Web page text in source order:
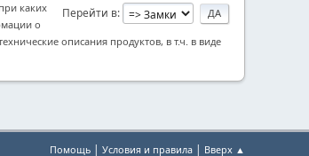
Перейти в
каких
о
описания продуктов, в т.ч. в виде
Помощь | Условия и правила | Вверх ▲